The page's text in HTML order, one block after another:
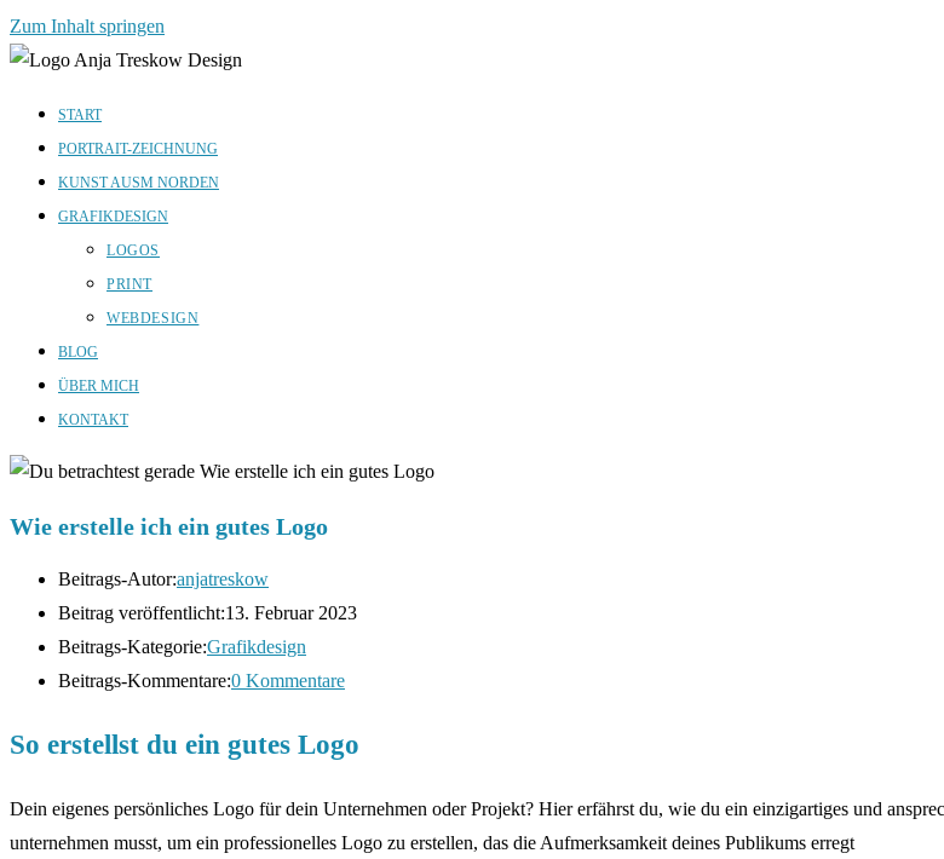
Zum Inhalt springen
START
PORTRAIT-ZEICHNUNG
KUNST AUSM NORDEN
GRAFIKDESIGN
LOGOS
PRINT
WEBDESIGN
BLOG
ÜBER MICH
KONTAKT
Wie erstelle ich ein gutes Logo
Beitrags-Autor:anjatreskow
Beitrag veröffentlicht:13. Februar 2023
Beitrags-Kategorie:Grafikdesign
Beitrags-Kommentare:0 Kommentare
So erstellst du ein gutes Logo
Dein eigenes persönliches Logo für dein Unternehmen oder Projekt? Hier erfährst du, wie du ein einzigartiges und
unternehmen musst, um ein professionelles Logo zu erstellen, das die Aufmerksamkeit deines Publikums erregt